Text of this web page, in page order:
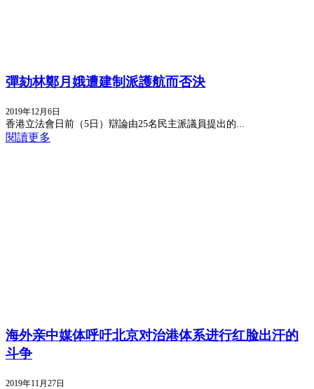
彈劾林鄭月娥遭建制派護航而否決
2019年12月6日
香港立法會日前（5日）辯論由25名民主派議員提出的...
閱讀更多
海外亲中媒体呼吁北京对治港体系进行红脸出汗的
斗争
2019年11月27日